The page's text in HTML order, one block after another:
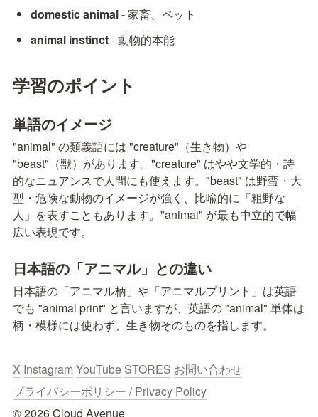
domestic animal - 家畜、ペット
animal instinct - 動物的本能
学習のポイント
単語のイメージ
"animal" の類義語には "creature"（生き物）や
"beast"（獣）があります。"creature" はやや文学的・詩
的なニュアンスで人間にも使えます。"beast" は野蛮・大
型・危険な動物のイメージが強く、比喩的に「粗野な
人」を表すこともあります。"animal" が最も中立的で幅
広い表現です。
日本語の「アニマル」との違い
日本語の「アニマル柄」や「アニマルプリント」は英語
でも "animal print" と言いますが、英語の "animal" 単体は
柄・模様には使わず、生き物そのものを指します。
X Instagram YouTube STORES お問い合わせ
プライバシーポリシー / Privacy Policy
© 2026 Cloud Avenue